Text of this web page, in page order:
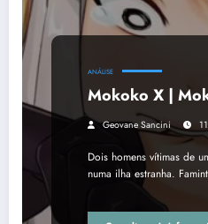
ANÁLISE
Mokoko X |
Geovane Sancini
Dois homens vítimas de
numa ilha estranha.